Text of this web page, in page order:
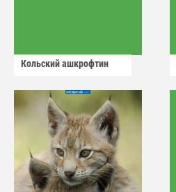
Кольский ашкрофтин